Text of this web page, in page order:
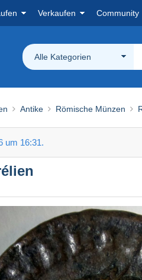
Verkaufen Community
Alle Kategorien
Antike Römische Münzen
um 16:31.